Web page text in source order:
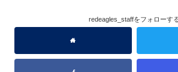
redeagles_staffをフォローす